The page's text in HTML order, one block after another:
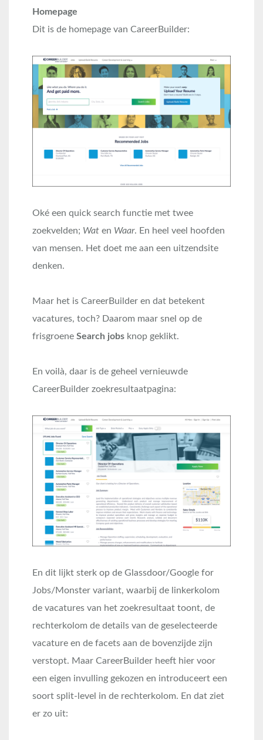
Homepage
Dit is de homepage van CareerBuilder:
Oké een quick search functie met twee
zoekvelden; Wat en Waar. En heel veel hoofden
van mensen. Het doet me aan een uitzendsite
denken.
Maar het is CareerBuilder en dat betekent
vacatures, toch? Daarom maar snel op de
frisgroene Search jobs knop geklikt.
En voilà, daar is de geheel vernieuwde
CareerBuilder zoekresultaatpagina:
En dit lijkt sterk op de Glassdoor/Google for
Jobs/Monster variant, waarbij de linkerkolom
de vacatures van het zoekresultaat toont, de
rechterkolom de details van de geselecteerde
vacature en de facets aan de bovenzijde zijn
verstopt. Maar CareerBuilder heeft hier voor
een eigen invulling gekozen en introduceert een
soort split-level in de rechterkolom. En dat ziet
er zo uit: